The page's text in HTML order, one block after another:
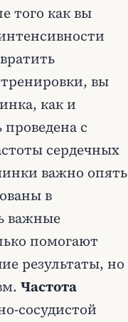
того как вы
вы
как и
с
сердечных
важно опять
в
важные
помогают
результаты, но
Частота
сосудистой